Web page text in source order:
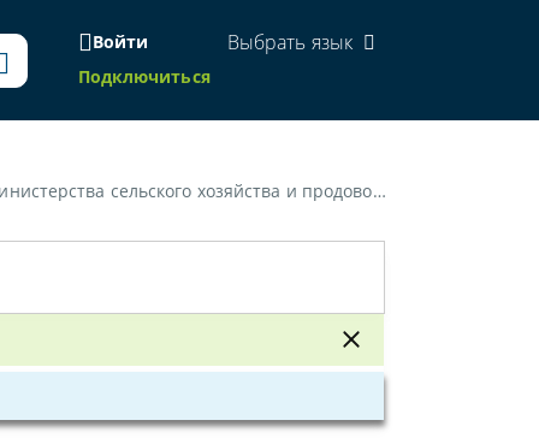
Войти
Подключиться
Выбрать язык
по продаже, присоединению неплатежеспособных сельскохозяйственных организаций»